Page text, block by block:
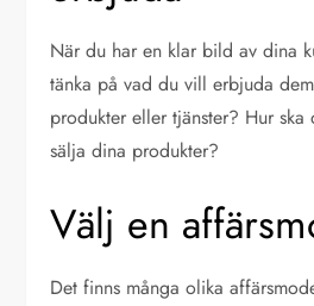
När du har en klar bild av dina
tänka på vad du vill erbjuda
produkter eller tjänster? Hur
sälja dina produkter?
Välj en
Det finns många olika